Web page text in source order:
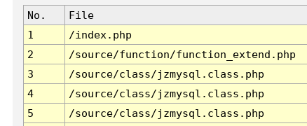
No. File
1
/index.php
2
/source/function/function_extend.php
3
/source/class/jzmysql.class.php
4
/source/class/jzmysql.class.php
5
/source/class/jzmysql.class.php